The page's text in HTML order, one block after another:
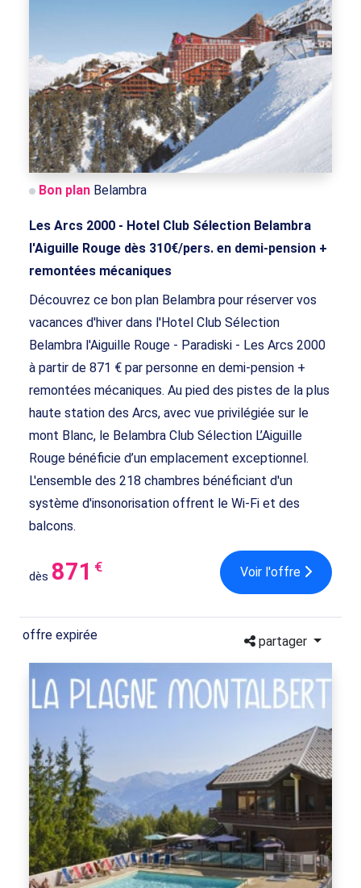
Bon plan Belambra
Les Arcs 2000 - Hotel Club Sélection Belambra
l'Aiguille Rouge dès 310€/pers. en demi-pension +
remontées mécaniques
Découvrez ce bon plan Belambra pour réserver vos
vacances d'hiver dans l'Hotel Club Sélection
Belambra l'Aiguille Rouge - Paradiski - Les Arcs 2000
à partir de 871 € par personne en demi-pension +
remontées mécaniques. Au pied des pistes de la plus
haute station des Arcs, avec vue privilégiée sur le
mont Blanc, le Belambra Club Sélection L’Aiguille
Rouge bénéficie d’un emplacement exceptionnel.
L'ensemble des 218 chambres bénéficiant d'un
système d'insonorisation offrent le Wi-Fi et des
balcons.
dès 871 € Voir l'offre
offre expirée partager